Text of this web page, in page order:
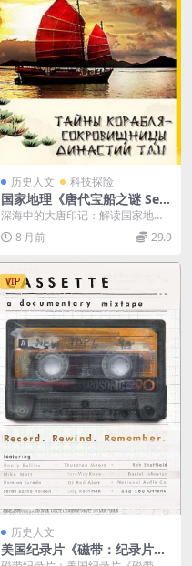
历史人文 科技探险
国家地理《唐代宝船之谜 Secr
ets Of The Tang Treasure S
hip 2009》英语中字 MKV/32
6M 唐代宝船之谜
深海中的大唐印记：解读国家地理
《唐代宝船之谜》 对于海洋考古爱
好者、丝绸之路研究...
8 月前 29.9
VIP
历史人文
美国纪录片《磁带：纪录片混